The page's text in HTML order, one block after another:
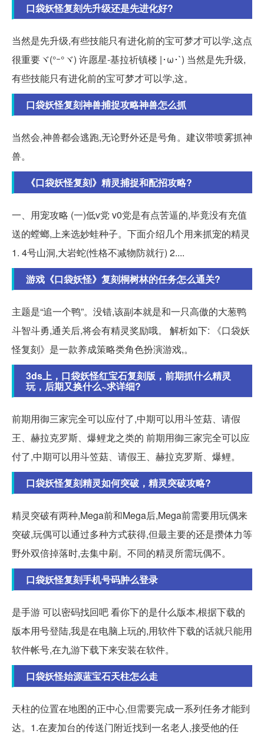
口袋妖怪复刻先升级还是先进化好?
当然是先升级,有些技能只有进化前的宝可梦才可以学,这点
很重要ヾ(°ｰ°ヾ) 许愿星-基拉祈镇楼 |･ω･`) 当然是先升级,
有些技能只有进化前的宝可梦才可以学,这。
口袋妖怪复刻神兽捕捉攻略神兽怎么抓
当然会,神兽都会逃跑,无论野外还是号角。建议带喷雾抓神
兽。
《口袋妖怪复刻》精灵捕捉和配招攻略?
一、用宠攻略 (一)低v党 v0党是有点苦逼的,毕竟没有充值
送的螳螂,上来选妙蛙种子。下面介绍几个用来抓宠的精灵
1. 4号山洞,大岩蛇(性格不减物防就行) 2....
游戏《口袋妖怪》复刻桐树林的任务怎么通关?
主题是“追一个鸭”。没错,该副本就是和一只高傲的大葱鸭
斗智斗勇,通关后,将会有精灵奖励哦。 解析如下: 《口袋妖
怪复刻》是一款养成策略类角色扮演游戏,。
3ds上，口袋妖怪红宝石复刻版，前期抓什么精灵
玩，后期又换什么~求详细?
前期用御三家完全可以应付了,中期可以用斗笠菇、请假
王、赫拉克罗斯、爆鲤龙之类的 前期用御三家完全可以应
付了,中期可以用斗笠菇、请假王、赫拉克罗斯、爆鲤。
口袋妖怪复刻精灵如何突破，精灵突破攻略?
精灵突破有两种,Mega前和Mega后,Mega前需要用玩偶来
突破,玩偶可以通过多种方式获得,但最主要的还是攒体力等
野外双倍掉落时,去集中刷。不同的精灵所需玩偶不。
口袋妖怪复刻手机号码肿么登录
是手游 可以密码找回吧 看你下的是什么版本,根据下载的
版本用号登陆,我是在电脑上玩的,用软件下载的话就只能用
软件帐号,在九游下载下来安装在软件。
口袋妖怪始源蓝宝石天柱怎么走
天柱的位置在地图的正中心,但需要完成一系列任务才能到
达。1.在麦加台的传送门附近找到一名老人,接受他的任